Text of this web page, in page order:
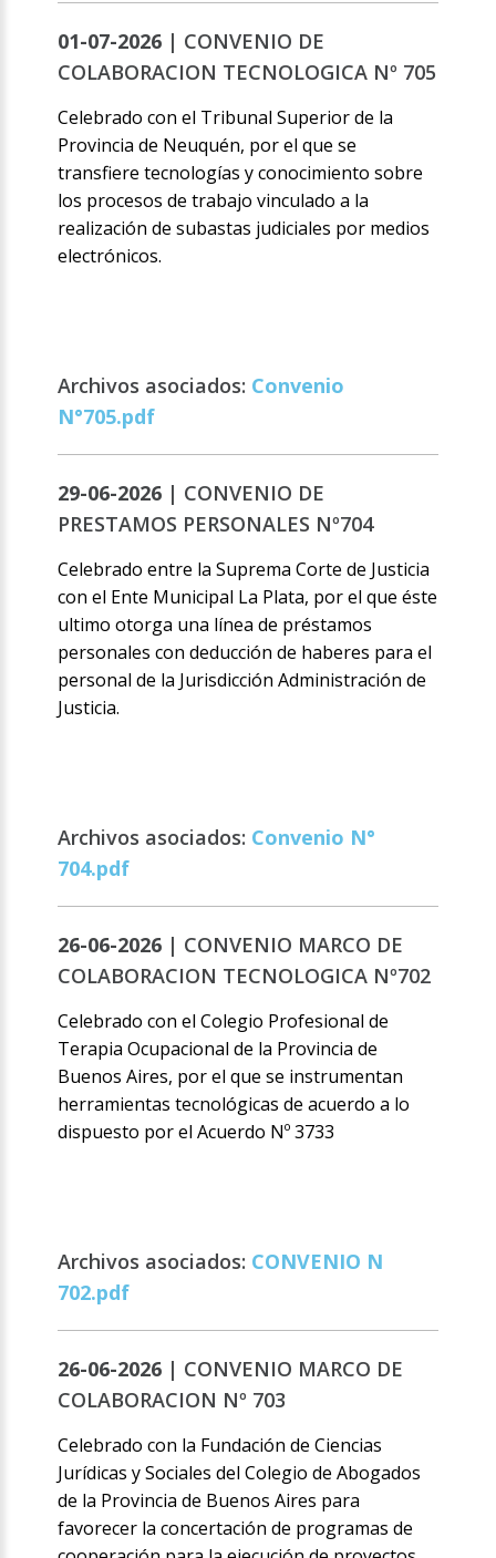
01-07-2026 | CONVENIO DE
COLABORACION TECNOLOGICA Nº 705
Celebrado con el Tribunal Superior de la
Provincia de Neuquén, por el que se
transfiere tecnologías y conocimiento sobre
los procesos de trabajo vinculado a la
realización de subastas judiciales por medios
electrónicos.
Archivos asociados: Convenio
N°705.pdf
29-06-2026 | CONVENIO DE
PRESTAMOS PERSONALES Nº704
Celebrado entre la Suprema Corte de Justicia
con el Ente Municipal La Plata, por el que éste
ultimo otorga una línea de préstamos
personales con deducción de haberes para el
personal de la Jurisdicción Administración de
Justicia.
Archivos asociados: Convenio N°
704.pdf
26-06-2026 | CONVENIO MARCO DE
COLABORACION TECNOLOGICA Nº702
Celebrado con el Colegio Profesional de
Terapia Ocupacional de la Provincia de
Buenos Aires, por el que se instrumentan
herramientas tecnológicas de acuerdo a lo
dispuesto por el Acuerdo Nº 3733
Archivos asociados: CONVENIO N
702.pdf
26-06-2026 | CONVENIO MARCO DE
COLABORACION Nº 703
Celebrado con la Fundación de Ciencias
Jurídicas y Sociales del Colegio de Abogados
de la Provincia de Buenos Aires para
favorecer la concertación de programas de